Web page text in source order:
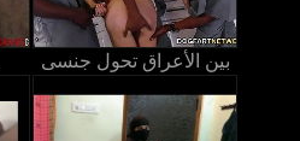
بين الأعراق تحول جنسى